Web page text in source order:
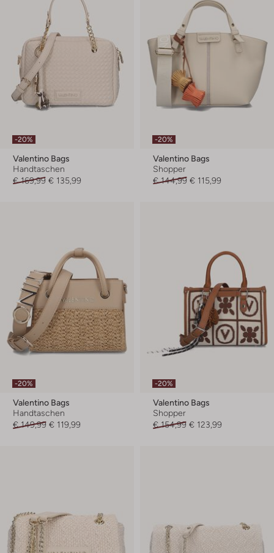
-20%
Valentino Bags
Handtaschen
€ 169,99 € 135,99
-20%
Valentino Bags
Shopper
€ 144,99 € 115,99
-20%
Valentino Bags
Handtaschen
€ 149,99 € 119,99
-20%
Valentino Bags
Shopper
€ 154,99 € 123,99